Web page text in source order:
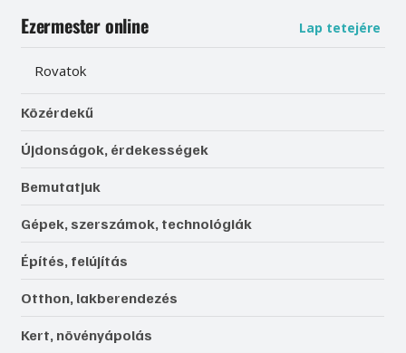
Ezermester online Lap tetejére
Rovatok
Közérdekű
Újdonságok, érdekességek
Bemutatjuk
Gépek, szerszámok, technológiák
Építés, felújítás
Otthon, lakberendezés
Kert, növényápolás